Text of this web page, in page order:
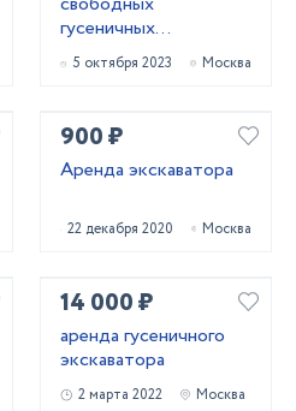
гусеничных
экскаваторов
5 октября 2023 Москва
900 ₽
Аренда экскаватора
22 декабря 2020 Москва
14 000 ₽
аренда гусеничного
экскаватора
2 марта 2022 Москва